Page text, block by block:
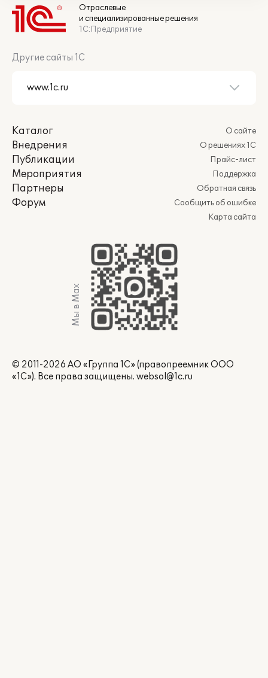
Отраслевые
и специализированные решения
1С:Предприятие
Другие сайты 1С
Каталог
Внедрения
Публикации
Мероприятия
Партнеры
Форум
О сайте
О решениях 1С
Прайс-лист
Поддержка
Обратная связь
Сообщить об ошибке
Карта сайта
Мы в Max
© 2011-2026 АО «Группа 1С» (правопреемник ООО
«1С»). Все права защищены. websol@1c.ru